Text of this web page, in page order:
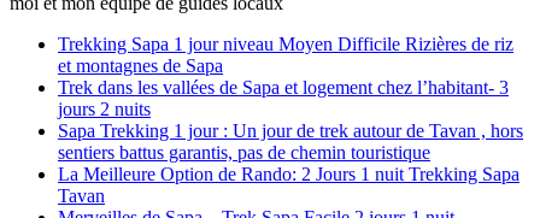
Trekking Sapa 1 jour niveau Moyen Difficile Rizières de riz
et montagnes de Sapa
Trek dans les vallées de Sapa et logement chez l’habitant- 3
jours 2 nuits
Sapa Trekking 1 jour : Un jour de trek autour de Tavan , hors
sentiers battus garantis, pas de chemin touristique
La Meilleure Option de Rando: 2 Jours 1 nuit Trekking Sapa
Tavan